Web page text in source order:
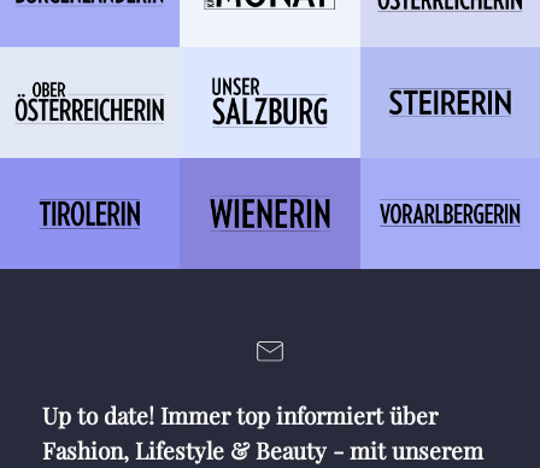
Up to date! Immer top informiert über
Fashion, Lifestyle & Beauty - mit unserem